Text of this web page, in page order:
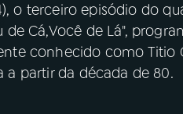
o terceiro episódio do
Cá,Você de Lá",
conhecido como Titio
a partir da década de 80.